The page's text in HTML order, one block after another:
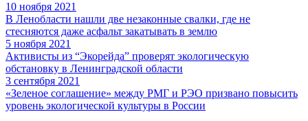
10 ноября 2021
В Ленобласти нашли две незаконные свалки, где не
стесняются даже асфальт закатывать в землю
5 ноября 2021
Активисты из “Экорейда” проверят экологическую
обстановку в Ленинградской области
3 сентября 2021
«Зеленое соглашение» между РМГ и РЭО призвано повысить
уровень экологической культуры в России